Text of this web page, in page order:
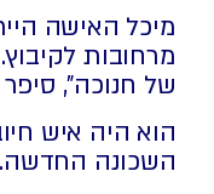
מיכל האישה
מרחובות
של חנוכה",
הוא היה איש
השכונה